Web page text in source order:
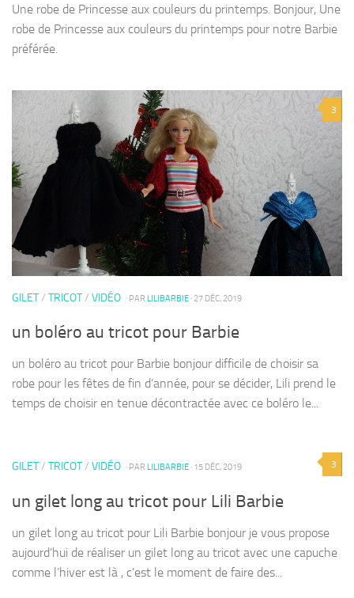
Une robe de Princesse aux couleurs du printemps. Bonjour, Une
robe de Princesse aux couleurs du printemps pour notre Barbie
préférée.
3
GILET/ TRICOT/ VIDÉO · PAR LILIBARBIE · 27 DÉC, 2019
un boléro au tricot pour Barbie
un boléro au tricot pour Barbie bonjour difficile de choisir sa
robe pour les fêtes de fin d’année, pour se décider, Lili prend le
temps de choisir en tenue décontractée avec ce boléro le...
3
GILET/ TRICOT/ VIDÉO · PAR LILIBARBIE · 15 DÉC, 2019
un gilet long au tricot pour Lili Barbie
un gilet long au tricot pour Lili Barbie bonjour je vous propose
aujourd’hui de réaliser un gilet long au tricot avec une capuche
comme l’hiver est là , c’est le moment de faire des...